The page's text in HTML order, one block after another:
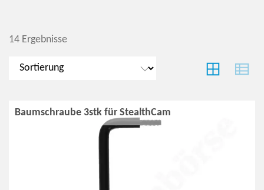
14 Ergebnisse
Baumschraube 3stk für StealthCam